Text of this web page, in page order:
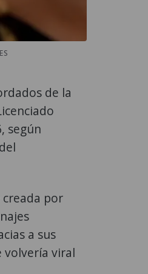
de la
según
por
a sus
volvería viral